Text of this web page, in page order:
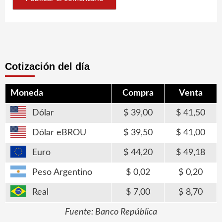
Cotización del día
Moneda Compra Venta
Dólar 39,00 41,50
Dólar eBROU 39,50 41,00
Euro 44,20 49,18
Peso Argentino 0,02 0,20
Real 7,00 8,70
Fuente: Banco República